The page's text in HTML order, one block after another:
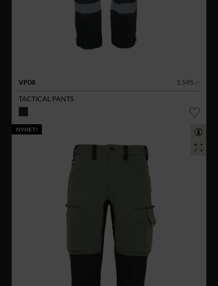
VP08
1 595 :-
TACTICAL PANTS
NYHET!